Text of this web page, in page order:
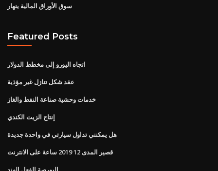
سوق الأوراق المالية ينهار
Featured Posts
اتجاه اليورو إلى مخطط الدولار
عقد شكل تنازل غير مؤذية
خدمات وحشية صناعة النفط والغاز
إنتاج الزيت الكندي
هل يمكنني تداول سيارتي في واحدة جديدة
قصير المدى 12 2019 ساعة على الانترنت